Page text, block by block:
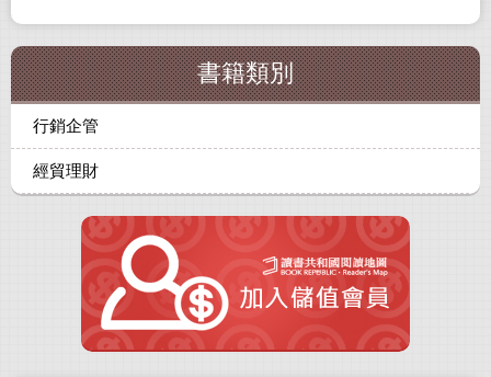
書籍類別
行銷企管
經貿理財